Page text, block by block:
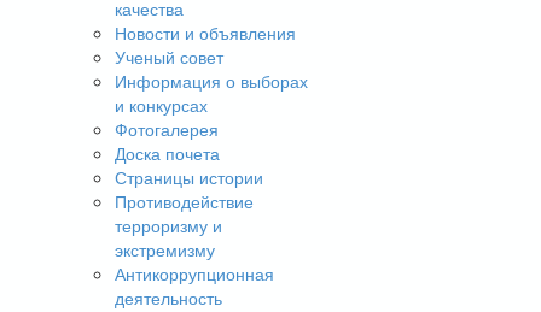
качества
Новости и объявления
Ученый совет
Информация о выборах
и конкурсах
Фотогалерея
Доска почета
Страницы истории
Противодействие
терроризму и
экстремизму
Антикоррупционная
деятельность